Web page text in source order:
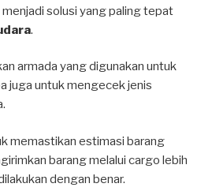
solusi yang paling tepat
.
armada yang digunakan untuk
juga untuk mengecek jenis
memastikan estimasi barang
barang melalui cargo lebih
dengan benar.